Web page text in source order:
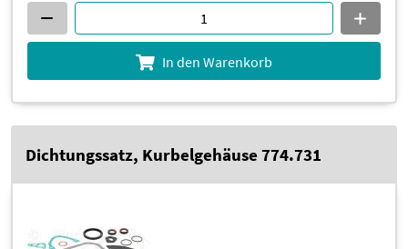
In den Warenkorb
Dichtungssatz, Kurbelgehäuse 774.731